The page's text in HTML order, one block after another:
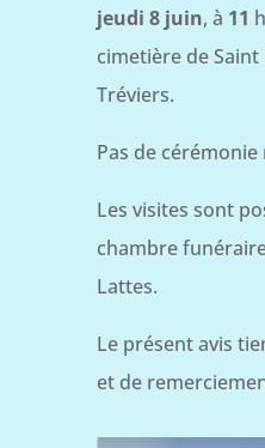
jeudi 8 juin, à 11
cimetière de
Tréviers.
Pas de cérémonie
Les visites sont
chambre
Lattes.
Le présent avis
et de